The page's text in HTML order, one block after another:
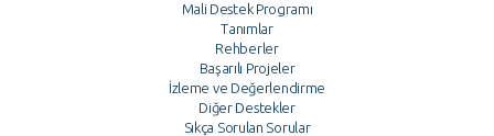
Mali Destek Programı
Tanımlar
Rehberler
Başarılı Projeler
İzleme ve Değerlendirme
Diğer Destekler
Sıkça Sorulan Sorular